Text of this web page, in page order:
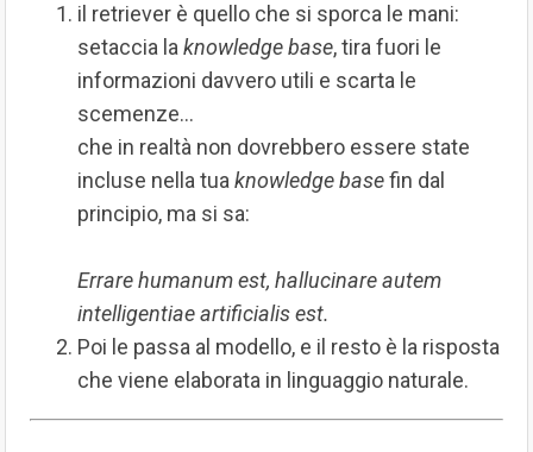
il retriever è quello che si sporca le mani:
setaccia laknowledge base, tira fuori le
informazioni davvero utili e scarta le
scemenze…
che in realtà non dovrebbero essere state
incluse nella tuaknowledge basefin dal
principio, ma si sa:
Errare humanum est, hallucinare autem
intelligentiae artificialis est.
Poi le passa al modello, e il resto è la risposta
che viene elaborata in linguaggio naturale.